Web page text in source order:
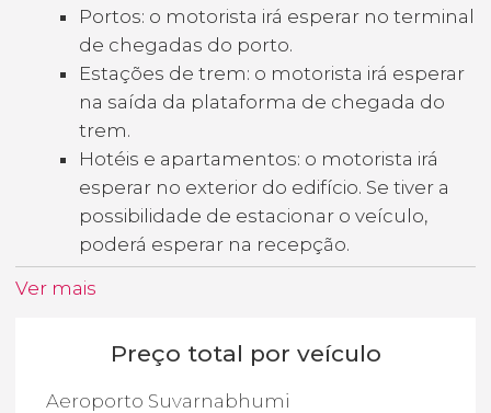
Portos: o motorista irá esperar no terminal
de chegadas do porto.
Estações de trem: o motorista irá esperar
na saída da plataforma de chegada do
trem.
Hotéis e apartamentos: o motorista irá
esperar no exterior do edifício. Se tiver a
possibilidade de estacionar o veículo,
poderá esperar na recepção.
Ver mais
Preço total por veículo
Aeroporto Suvarnabhumi